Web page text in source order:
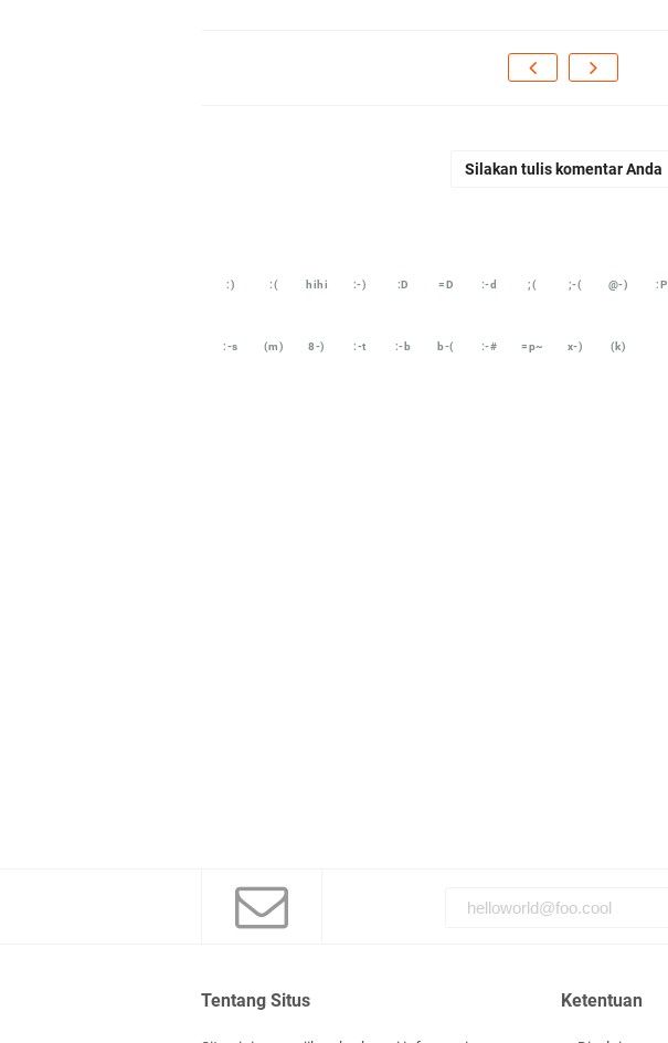
Silakan tulis komentar Anda
:) :( hihi :-) :D =D :-d ;( ;-( @-) :P
:-s (m) 8-) :-t :-b b-( :-# =p~ x-) (k)
Tentang Situs Ketentuan